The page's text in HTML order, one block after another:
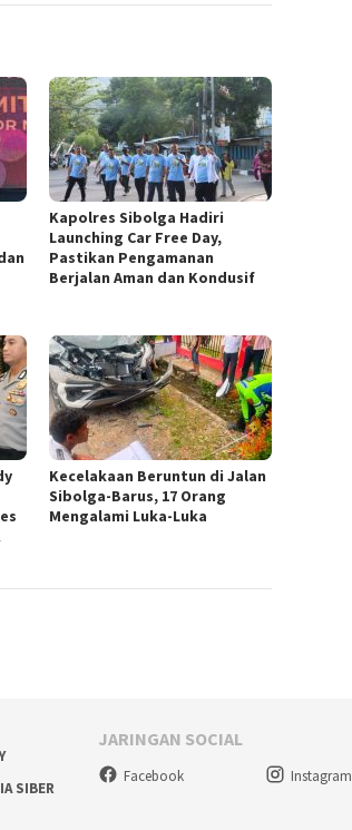
Kapolres Sibolga Hadiri
Launching Car Free Day,
Pastikan Pengamanan
Berjalan Aman dan Kondusif
Kecelakaan Beruntun di Jalan
Sibolga-Barus, 17 Orang
Mengalami Luka-Luka
SIBER
JARINGAN SOCIAL
Facebook Instagram